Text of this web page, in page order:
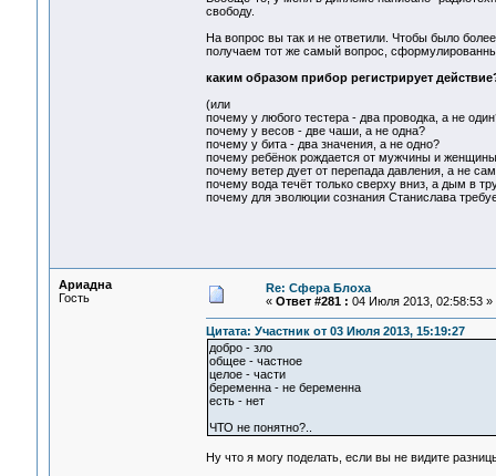
свободу.
На вопрос вы так и не ответили. Чтобы было
получаем тот же самый вопрос,
каким образом прибор регистрирует
(или
почему у любого тестера - два проводка, а не
почему у весов - две чаши, а не одна?
почему у бита - два значения, а не одно?
почему ребёнок рождается от мужчины и
почему ветер дует от перепада давления, а не
почему вода течёт только сверху вниз, а дым в
почему для эволюции сознания Станислава
Ариадна
Гость
Re: Сфера Блоха
« Ответ #281 : 04 Июля 2013, 02:58:53 »
Цитата: Участник от 03 Июля 2013, 15:19:27
добро - зло
общее - частное
целое - части
беременна - не беременна
есть - нет
ЧТО не понятно?..
Ну что я могу поделать, если вы не видите